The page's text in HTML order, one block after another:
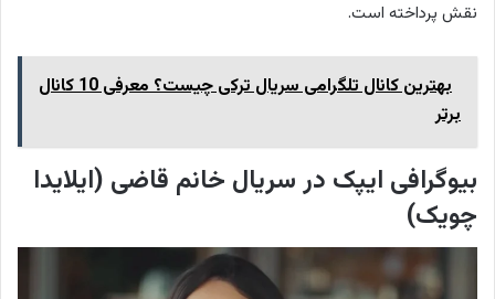
نقش پرداخته است.
بهترین کانال تلگرامی سریال ترکی چیست؟ معرفی 10 کانال
برتر
بیوگرافی ایپک در سریال خانم قاضی (ایلایدا
چویک)